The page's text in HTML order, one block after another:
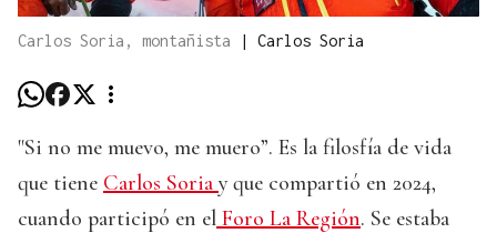
Carlos Soria, montañista | Carlos Soria
"Si no me muevo, me muero”. Es la filosfía de vida
que tiene Carlos Soria y que compartió en 2024,
cuando participó en el Foro La Región. Se estaba